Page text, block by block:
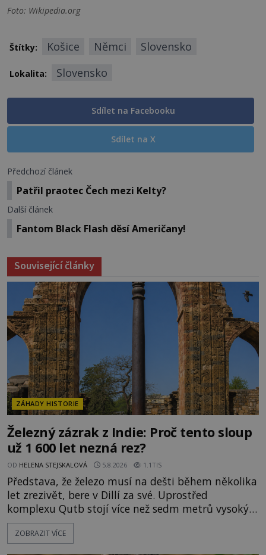
Foto: Wikipedia.org
Štítky: Košice Němci Slovensko
Lokalita: Slovensko
Sdílet na Facebooku
Sdílet na X
Předchozí článek
Patřil praotec Čech mezi Kelty?
Další článek
Fantom Black Flash děsí Američany!
Související články
ZÁHADY HISTORIE
Železný zázrak z Indie: Proč tento sloup
už 1 600 let nezná rez?
OD HELENA STEJSKALOVÁ 5.8.2026 1.1TIS
Představa, že železo musí na dešti během několika
let zrezivět, bere v Dillí za své. Uprostřed
komplexu Qutb stojí více než sedm metrů vysoký
železný sloup, který už přibližně 1 600 let odolává
počasí s jen nepatrnými stopami koroze. Jeho
ZOBRAZIT VÍCE